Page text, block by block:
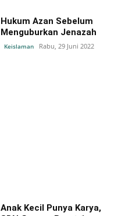
Hukum Azan Sebelum
Menguburkan Jenazah
Keislaman Rabu, 29 Juni 2022
Anak Kecil Punya Karya,